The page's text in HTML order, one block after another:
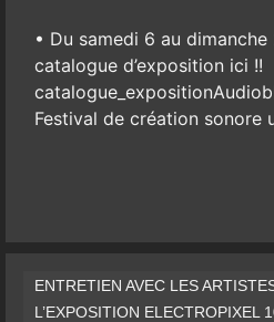
• Du samedi 6 au
catalogue d’exposition ici !!
Festival de création sonore
ENTRETIEN AVEC LES
L’EXPOSITION ELECTROPIXEL